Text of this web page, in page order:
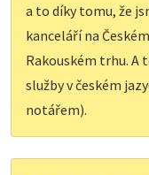
a to díky tomu, že
kanceláří na
Rakouském trhu. A
služby v českém
notářem).